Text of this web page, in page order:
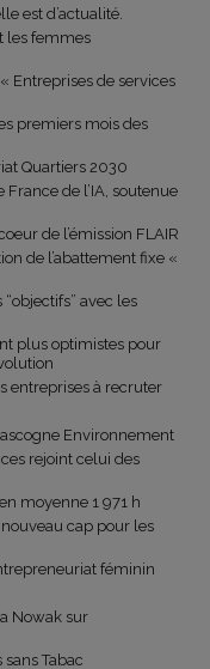
est d’actualité.
les femmes
Entreprises de services
premiers mois des
Quartiers 2030
France de l’IA, soutenue
de l’émission FLAIR
de l’abattement fixe «
avec les
plus optimistes pour
entreprises à recruter
Environnement
rejoint celui des
moyenne 1 971 h
cap pour les
féminin
Nowak sur
Tabac